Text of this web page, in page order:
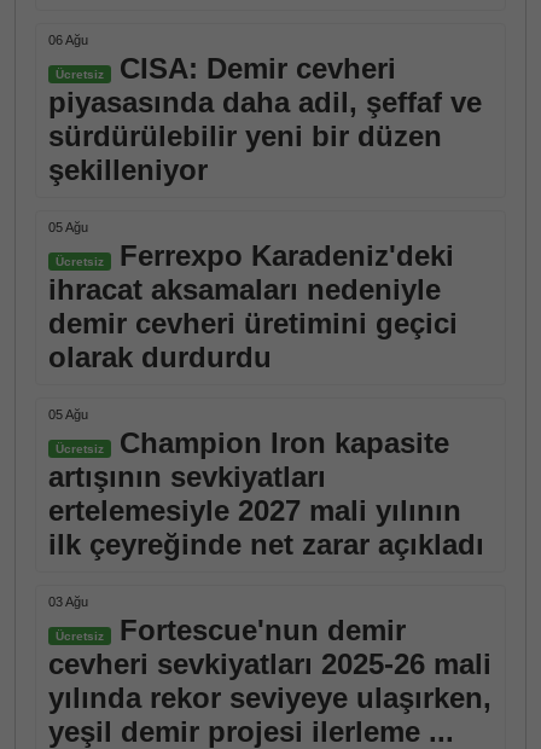
06 Ağu
Ücretsiz
CISA: Demir cevheri
piyasasında daha adil, şeffaf ve
sürdürülebilir yeni bir düzen
şekilleniyor
05 Ağu
Ücretsiz
Ferrexpo Karadeniz'deki
ihracat aksamaları nedeniyle
demir cevheri üretimini geçici
olarak durdurdu
05 Ağu
Ücretsiz
Champion Iron kapasite
artışının sevkiyatları
ertelemesiyle 2027 mali yılının
ilk çeyreğinde net zarar açıkladı
03 Ağu
Ücretsiz
Fortescue'nun demir
cevheri sevkiyatları 2025-26 mali
yılında rekor seviyeye ulaşırken,
yeşil demir projesi ilerleme ...